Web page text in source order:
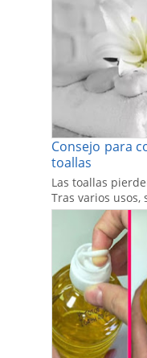
Consejo para
toallas
Las toallas
Tras varios usos,